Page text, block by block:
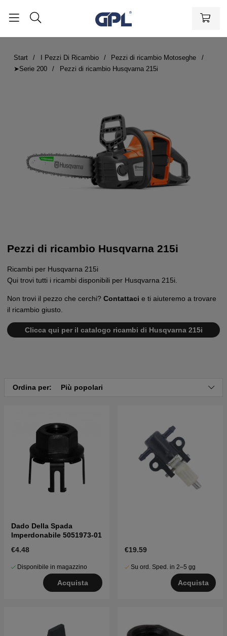
Start I Pezzi Di Ricambio
Pezzi di ricambio Motoseghe
➤Serie 200
Pezzi di ricambio Husqvarna 215i
Pezzi di ricambio Husqvarna 215i
Ricambi per Husqvarna 215i
Qui trovi tutti i ricambi disponibili per Husqvarna 215i.
Non trovi il pezzo che cerchi? Contattaci e ti aiuteremo a trovare
il ricambio giusto.
Clicca qui per il catalogo ricambi di Husqvarna 215i
Ordina per: Più popolari
Dado Della Spada
Imperdonabile 5051973-01
€4.48
Disponibile in magazzino
Acquista
€19.59
Su ord. Sped. in 2–5 gg
Acquista